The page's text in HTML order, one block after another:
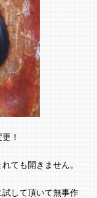
！
ても開きません。
して頂いて無事作